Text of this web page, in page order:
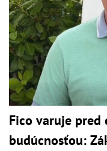
Fico varuje pred
budúcnosťou: